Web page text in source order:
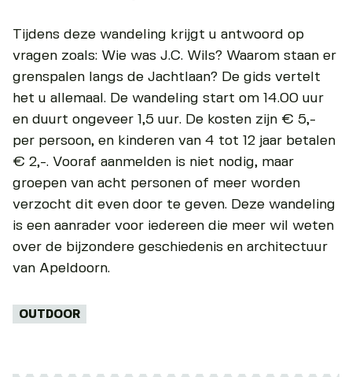
Tijdens deze wandeling krijgt u antwoord op
vragen zoals: Wie was J.C. Wils? Waarom staan er
grenspalen langs de Jachtlaan? De gids vertelt
het u allemaal. De wandeling start om 14.00 uur
en duurt ongeveer 1,5 uur. De kosten zijn € 5,-
per persoon, en kinderen van 4 tot 12 jaar betalen
€ 2,-. Vooraf aanmelden is niet nodig, maar
groepen van acht personen of meer worden
verzocht dit even door te geven. Deze wandeling
is een aanrader voor iedereen die meer wil weten
over de bijzondere geschiedenis en architectuur
van Apeldoorn.
Tags:
OUTDOOR